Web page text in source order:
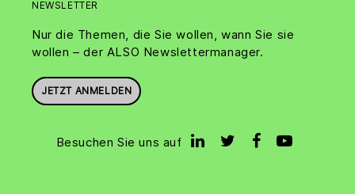
NEWSLETTER
Nur die Themen, die Sie wollen, wann Sie sie
wollen – der ALSO Newslettermanager.
JETZT ANMELDEN
Besuchen Sie uns auf